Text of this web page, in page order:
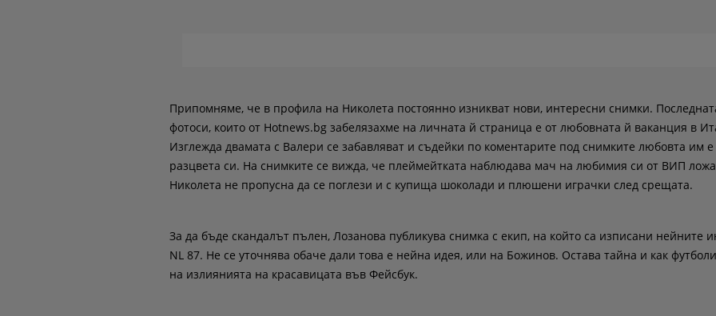
Припомняме, че в профила на Николета постоянно изникват нови, интересни снимки.
фотоси, които от Hotnews.bg забелязахме на личната й страница е от любовната й ваканция в
Изглежда двамата с Валери се забавляват и съдейки по коментарите под снимките любовта им е
разцвета си. На снимките се вижда, че плеймейтката наблюдава мач на любимия си от ВИП
Николета не пропусна да се поглези и с купища шоколади и плюшени играчки след срещата.
За да бъде скандалът пълен, Лозанова публикува снимка с екип, на който са изписани нейните
NL 87. Не се уточнява обаче дали това е нейна идея, или на Божинов. Остава тайна и как
на излиянията на красавицата във Фейсбук.